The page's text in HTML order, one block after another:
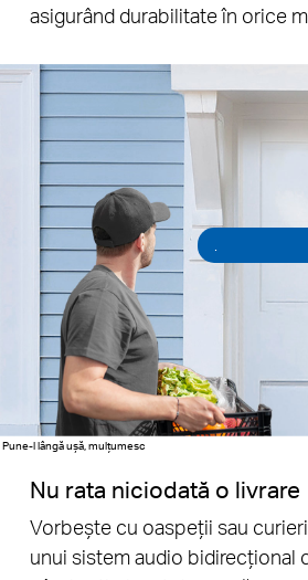
asigurând durabilitate în orice
Nu rata niciodată o livrare
Vorbește cu oaspeții sau
unui sistem audio bidirecțional
Pune-l lângă ușă, mulțumesc
.